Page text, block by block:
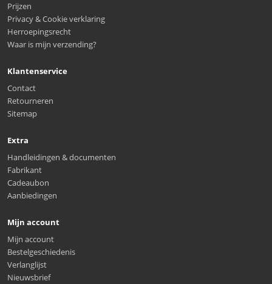
Prijzen
Privacy & Cookie verklaring
Herroepingsrecht
Waar is mijn verzending?
Klantenservice
Contact
Retourneren
Sitemap
Extra
Handleidingen & documenten
Fabrikant
Cadeaubon
Aanbiedingen
Mijn account
Mijn account
Bestelgeschiedenis
Verlanglijst
Nieuwsbrief